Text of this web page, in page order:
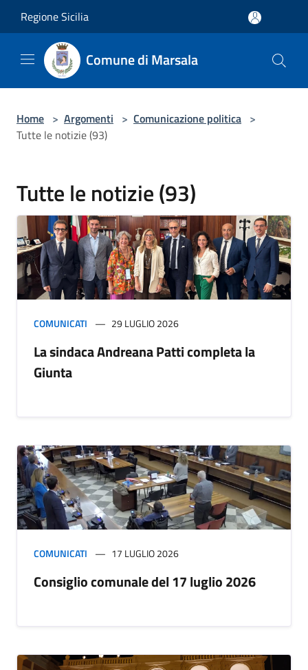
Regione Sicilia
Comune di Marsala
Home > Argomenti > Comunicazione politica >
Tutte le notizie (93)
Tutte le notizie (93)
COMUNICATI 29 LUGLIO 2026
La sindaca Andreana Patti completa la
Giunta
COMUNICATI 17 LUGLIO 2026
Consiglio comunale del 17 luglio 2026